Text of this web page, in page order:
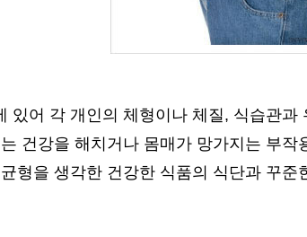
있어 각 개인의 체형이나 체질, 식습관
건강을 해치거나 몸매가 망가지는 부
형을 생각한 건강한 식품의 식단과 꾸준